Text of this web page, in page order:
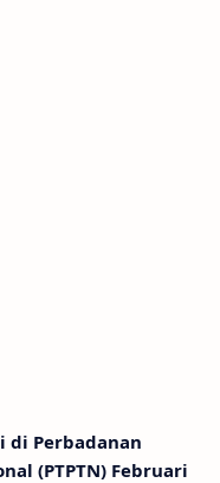
di Perbadanan
(PTPTN) Februari